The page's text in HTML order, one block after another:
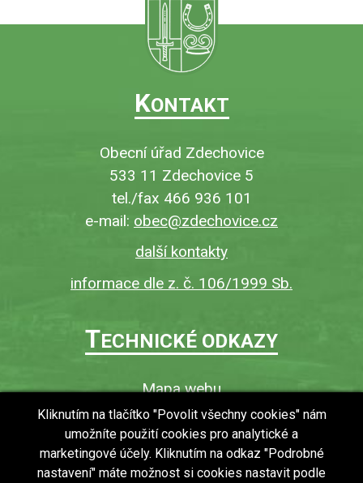
KONTAKT
Obecní úřad Zdechovice
533 11 Zdechovice 5
tel./fax 466 936 101
e-mail: obec@zdechovice.cz
další kontakty
informace dle z. č. 106/1999 Sb.
TECHNICKÉ ODKAZY
Mapa webu
O webu
Povinně zveřejňované informace
Ochrana osobních údajů (GDPR)
Kliknutím na tlačítko "Povolit všechny cookies" nám
umožníte použití cookies pro analytické a
marketingové účely. Kliknutím na odkaz "Podrobné
nastavení" máte možnost si cookies nastavit podle